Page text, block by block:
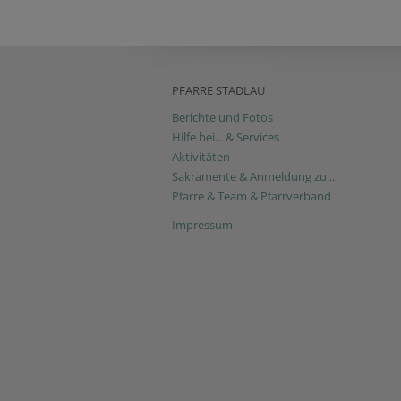
PFARRE STADLAU
Berichte und Fotos
Hilfe bei... & Services
Aktivitäten
Sakramente & Anmeldung zu...
Pfarre & Team & Pfarrverband
Impressum